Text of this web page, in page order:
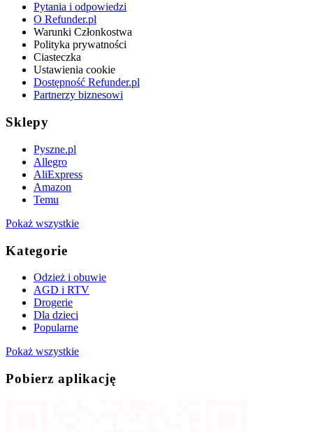
Pytania i odpowiedzi
O Refunder.pl
Warunki Członkostwa
Polityka prywatności
Ciasteczka
Ustawienia cookie
Dostępność Refunder.pl
Partnerzy biznesowi
Sklepy
Pyszne.pl
Allegro
AliExpress
Amazon
Temu
Pokaż wszystkie
Kategorie
Odzież i obuwie
AGD i RTV
Drogerie
Dla dzieci
Popularne
Pokaż wszystkie
Pobierz aplikację